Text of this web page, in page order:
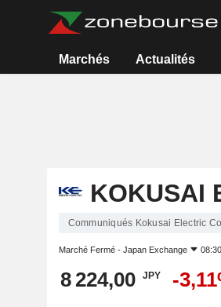
Marchés Actualités
KOKUSAI
Communiqués Kokusai Electric
Marché Fermé - Japan Exchange
8 224,00 JPY -